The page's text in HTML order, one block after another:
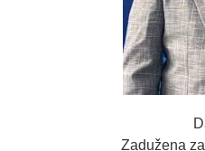
Zadužena